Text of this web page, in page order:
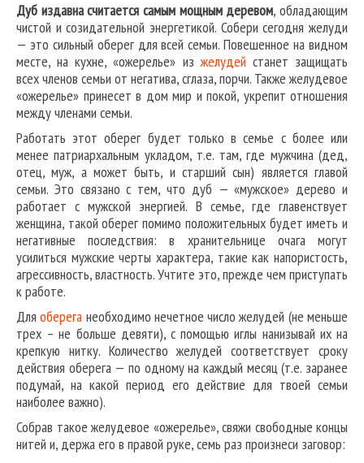
Дуб издавна считается самым мощным деревом, обладающим
чистой и созидательной энергетикой. Собери сегодня желуди
— это сильный оберег для всей семьи. Повешенное на видном
месте, на кухне, «ожерелье» изжелудей станет защищать
всех членов семьи от негатива, сглаза, порчи. Также желудевое
«ожерелье» принесет в дом мир и покой, укрепит отношения
между членами семьи.
Работать этот оберег будет только в семье с более или
менее патриархальным укладом, т.е. там, где мужчина (дед,
отец, муж, а может быть, и старший сын) является главой
семьи. Это связано с тем, что дуб — «мужское» дерево и
работает с мужской энергией. В семье, где главенствует
женщина, такой оберег помимо положительных будет иметь и
негативные последствия: в хранительнице очага могут
усилиться мужские черты характера, такие как напористость,
агрессивность, властность. Учтите это, прежде чем приступать
к работе.
Дляоберега необходимо нечетное число желудей (не меньше
трех – не больше девяти), с помощью иглы нанизывай их на
крепкую нитку. Количество желудей соответствует сроку
действия оберега — по одному на каждый месяц (т.е. заранее
подумай, на какой период его действие для твоей семьи
наиболее важно).
Собрав такое желудевое «ожерелье», свяжи свободные концы
нитей и, держа его в правой руке, семь раз произнеси заговор: